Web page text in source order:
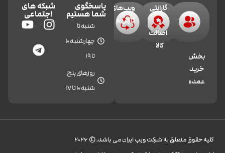
بخش
خرید
عمده
گارانتی
و
اصالت
کالا
ویپ‌های
کارکرده
پاسخگوی
شما هستیم
شنبه تا
چهارشنبه 10
تا 19
روزهای پنج
شنبه 10 تا 17
شبکه های
اجتماعی
کليه حقوق متعلق به شرکت ویپ ایران می باشد.© 2026